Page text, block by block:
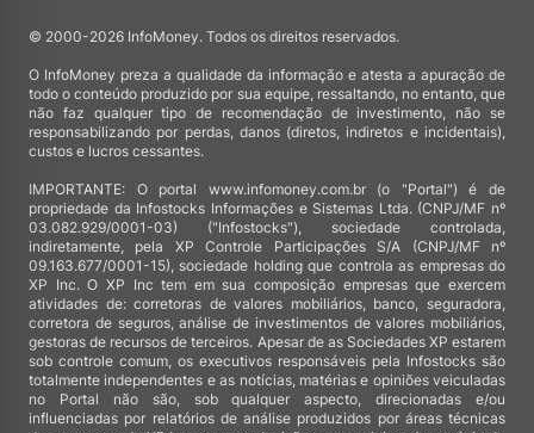
© 2000-2026 InfoMoney. Todos os direitos reservados.
O InfoMoney preza a qualidade da informação e atesta a apuração de
todo o conteúdo produzido por sua equipe, ressaltando, no entanto, que
não faz qualquer tipo de recomendação de investimento, não se
responsabilizando por perdas, danos (diretos, indiretos e incidentais),
custos e lucros cessantes.
IMPORTANTE: O portal www.infomoney.com.br (o "Portal") é de
propriedade da Infostocks Informações e Sistemas Ltda. (CNPJ/MF nº
03.082.929/0001-03) ("Infostocks"), sociedade controlada,
indiretamente, pela XP Controle Participações S/A (CNPJ/MF nº
09.163.677/0001-15), sociedade holding que controla as empresas do
XP Inc. O XP Inc tem em sua composição empresas que exercem
atividades de: corretoras de valores mobiliários, banco, seguradora,
corretora de seguros, análise de investimentos de valores mobiliários,
gestoras de recursos de terceiros. Apesar de as Sociedades XP estarem
sob controle comum, os executivos responsáveis pela Infostocks são
totalmente independentes e as notícias, matérias e opiniões veiculadas
no Portal não são, sob qualquer aspecto, direcionadas e/ou
influenciadas por relatórios de análise produzidos por áreas técnicas